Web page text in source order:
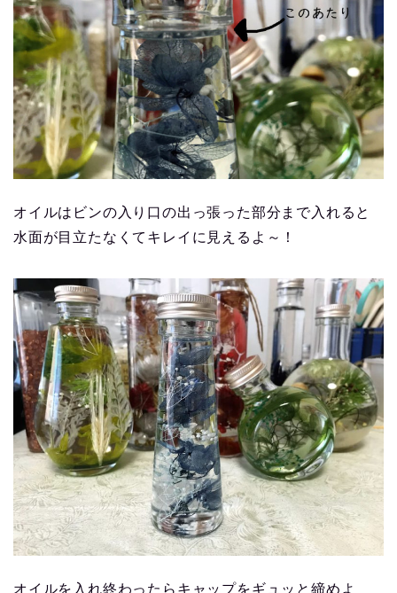
オイルはビンの入り口の出っ張った部分まで入れると
水面が目立たなくてキレイに見えるよ～！
オイルを入れ終わったらキャップをギュッと締めよ